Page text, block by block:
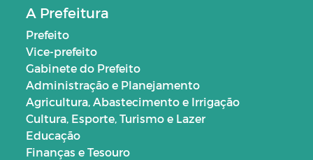
A Prefeitura
Prefeito
Vice-prefeito
Gabinete do Prefeito
Administração e Planejamento
Agricultura, Abastecimento e Irrigação
Cultura, Esporte, Turismo e Lazer
Educação
Finanças e Tesouro